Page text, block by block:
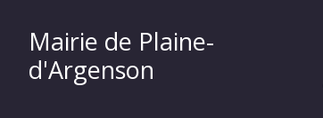
Mairie de Plaine-
d'Argenson